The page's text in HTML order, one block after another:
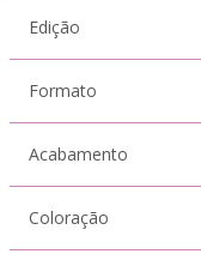
Edição
Formato
Acabamento
Coloração